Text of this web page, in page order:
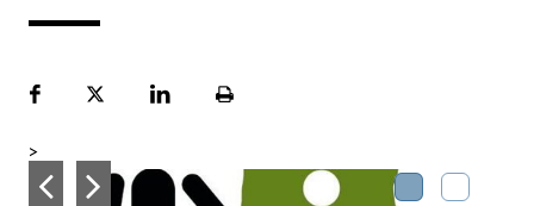
FacebookPlattformLinekdInSeite
>